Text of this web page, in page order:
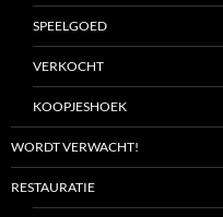
SPEELGOED
VERKOCHT
KOOPJESHOEK
WORDT VERWACHT!
RESTAURATIE